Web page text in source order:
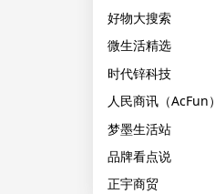
好物大搜索
微生活精选
时代锌科技
人民商讯（AcFun）
梦墨生活站
品牌看点说
正宇商贸